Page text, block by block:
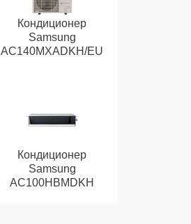
Кондиционер
Samsung
AC140MXADKH/EU
Кондиционер
Samsung
AC100HBMDKH